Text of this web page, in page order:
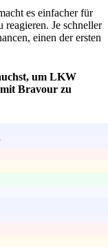
es einfacher für
reagieren. Je schneller
einen der ersten
um LKW
Bravour zu